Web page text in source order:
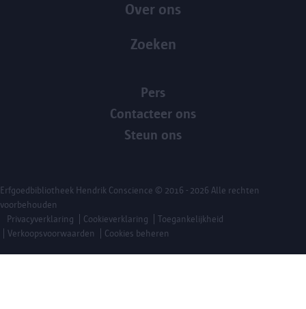
Over ons
Zoeken
Pers
Contacteer ons
Steun ons
Erfgoedbibliotheek Hendrik Conscience © 2016 - 2026 Alle rechten
voorbehouden
Privacyverklaring
Cookieverklaring
Toegankelijkheid
Verkoopsvoorwaarden
Cookies beheren